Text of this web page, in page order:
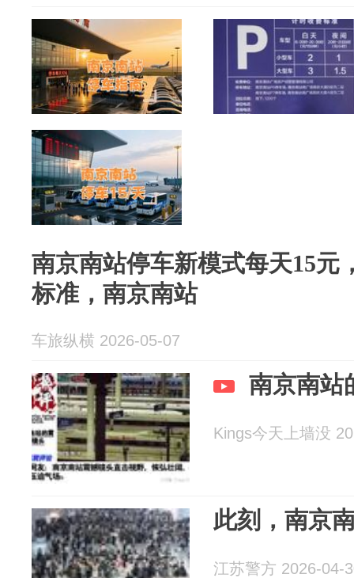
南京南站停车新模式每天15元
标准，南京南站
车旅纵横 2026-05-07
南京南站
Kings今天上墙没
此刻，南京
江苏警方 2026-04-